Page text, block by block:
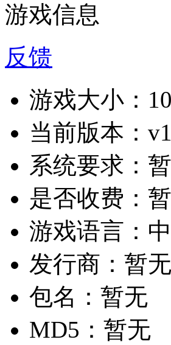
游戏信息
反馈
游戏大小：
当前版本：
系统要求：
是否收费：
游戏语言：
发行商： 暂无
包名： 暂无
MD5： 暂无